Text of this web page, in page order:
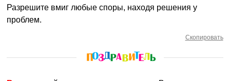
Разрешите вмиг любые споры, находя решения у
проблем.
Скопировать